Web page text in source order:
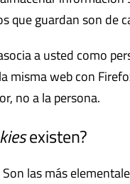
que guardan son de
a usted como
misma web con
no a la persona.
existen?
las más